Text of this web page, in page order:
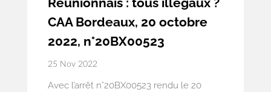
CAA Bordeaux, 20 octobre
2022, n°20BX00523
25 Nov 2022
Avec l’arrêt n°20BX00523 rendu le 20